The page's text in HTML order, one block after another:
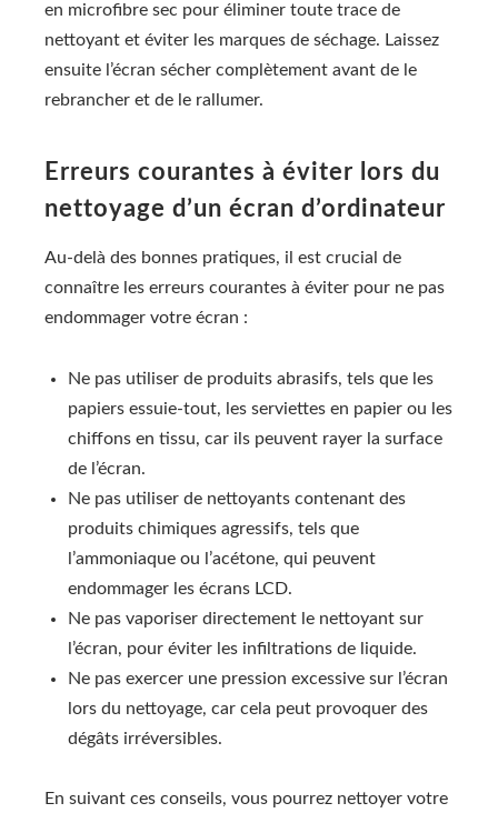
en microfibre sec pour éliminer toute trace de
nettoyant et éviter les marques de séchage. Laissez
ensuite l’écran sécher complètement avant de le
rebrancher et de le rallumer.
Erreurs courantes à éviter lors du
nettoyage d’un écran d’ordinateur
Au-delà des bonnes pratiques, il est crucial de
connaître les erreurs courantes à éviter pour ne pas
endommager votre écran :
Ne pas utiliser de produits abrasifs, tels que les
papiers essuie-tout, les serviettes en papier ou les
chiffons en tissu, car ils peuvent rayer la surface
de l’écran.
Ne pas utiliser de nettoyants contenant des
produits chimiques agressifs, tels que
l’ammoniaque ou l’acétone, qui peuvent
endommager les écrans LCD.
Ne pas vaporiser directement le nettoyant sur
l’écran, pour éviter les infiltrations de liquide.
Ne pas exercer une pression excessive sur l’écran
lors du nettoyage, car cela peut provoquer des
dégâts irréversibles.
En suivant ces conseils, vous pourrez nettoyer votre